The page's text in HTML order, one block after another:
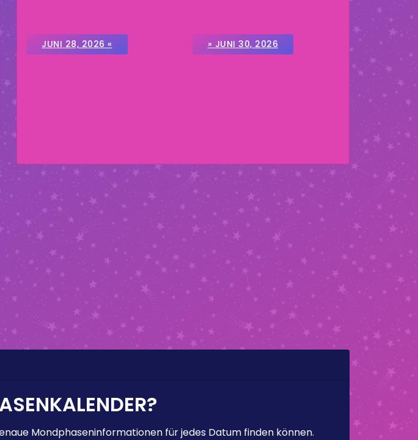
JUNI 28, 2026 « » JUNI 30, 2026
Mondphaseninformationen für jedes Datum finden können.